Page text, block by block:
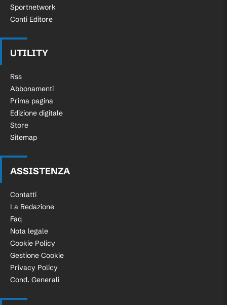
Sportnetwork
Conti Editore
UTILITY
Rss
Abbonamenti
Prima pagina
Edizione digitale
Store
Sitemap
ASSISTENZA
Contatti
La Redazione
Faq
Nota legale
Cookie Policy
Gestione Cookie
Privacy Policy
Cond. Generali